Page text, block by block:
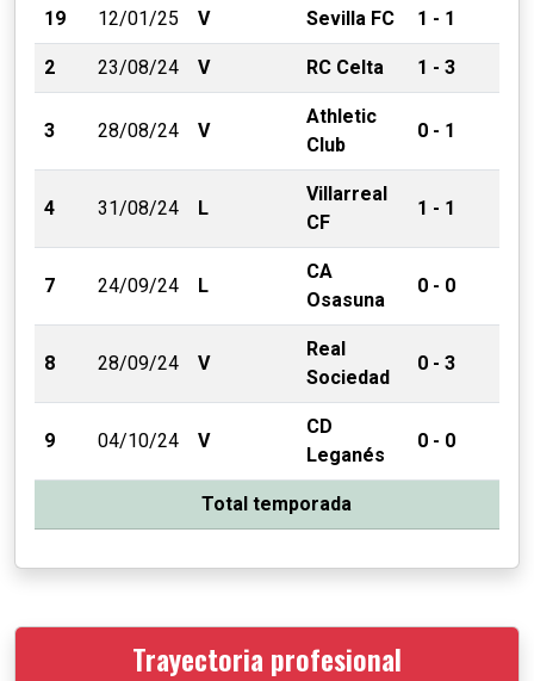
19 12/01/25 V Sevilla FC 1 - 1
2 23/08/24 V RC Celta 1 - 3
3 28/08/24 V
Athletic
Club
0 - 1
4 31/08/24 L
Villarreal
CF
1 - 1
7 24/09/24 L
CA
Osasuna
0 - 0
8 28/09/24 V
Real
Sociedad
0 - 3
9 04/10/24 V
CD
Leganés
0 - 0
Total temporada
Trayectoria profesional